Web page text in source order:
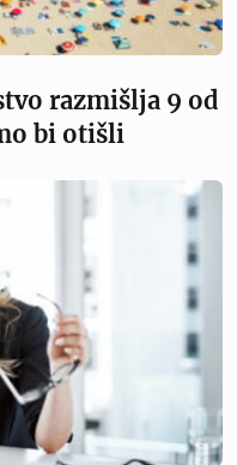
razmišlja 9 od
bi otišli